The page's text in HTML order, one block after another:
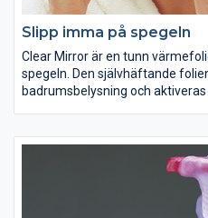
Slipp imma på spegeln
Clear Mirror är en tunn
spegeln. Den självhäftande
badrumsbelysning och